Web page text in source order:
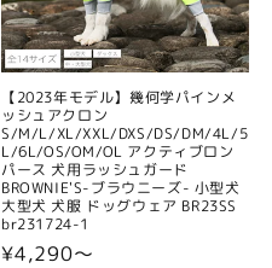
【2023年モデル】幾何学パインメ
ッシュアクロン
S/M/L/XL/XXL/DXS/DS/DM/4L/5
L/6L/OS/OM/OL アクティブロン
パース 犬用ラッシュガード
BROWNIE'S-ブラウニーズ- 小型犬
大型犬 犬服 ドッグウェア BR23SS
br231724-1
通
¥4,290〜